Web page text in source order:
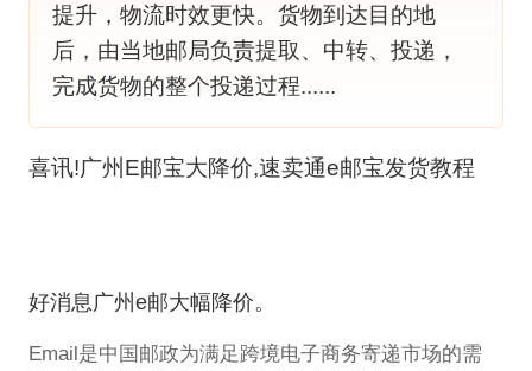
提升，物流时效更快。货物到达目的地
后，由当地邮局负责提取、中转、投递，
完成货物的整个投递过程......
喜讯!广州E邮宝大降价,速卖通e邮宝发货教程
好消息广州e邮大幅降价。
Email是中国邮政为满足跨境电子商务寄递市场的需